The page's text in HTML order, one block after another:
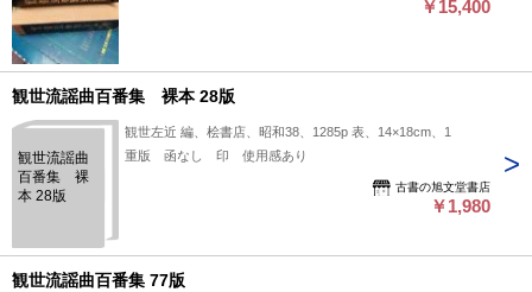
￥15,400
観世流謡曲百番集 裸本 28版
観世流謡曲
百番集 裸
本 28版
観世左近 編、桧書店、昭和38、1285p 表、14×18cm、1
重版 函なし 印 使用感あり
古書の旭文堂書店
￥1,980
観世流謡曲百番集 77版